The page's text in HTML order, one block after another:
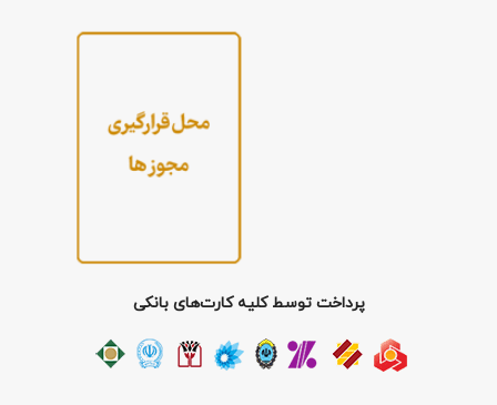
پرداخت توسط کلیه کارت‌های بانکی